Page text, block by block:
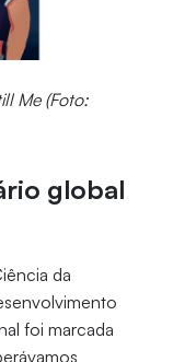
Me (Foto:
global
da
foi marcada